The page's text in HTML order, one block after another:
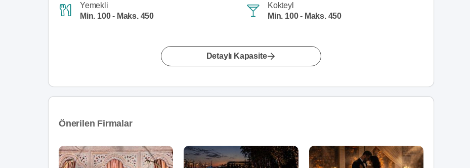
Yemekli
Min. 100 - Maks. 450
Kokteyl
Min. 100 - Maks. 450
Detaylı Kapasite
Önerilen Firmalar